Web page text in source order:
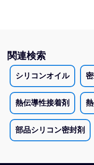
関連検索
シリコンオイル
熱伝導性接着剤
部品シリコン密封剤